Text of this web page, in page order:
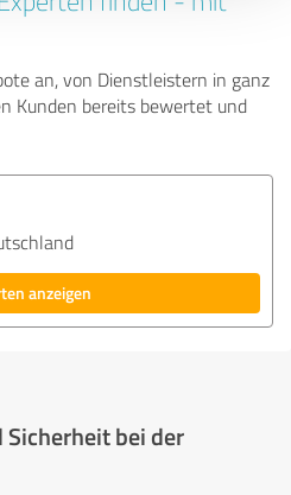
an, von Dienstleistern in ganz
Kunden bereits bewertet und
anzeigen
Sicherheit bei der